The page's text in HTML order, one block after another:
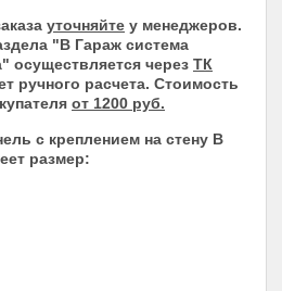
уточняйте у менеджеров.
"В Гараж система
осуществляется через ТК
ручного расчета. Стоимость
от 1200 руб.
с креплением на стену В
размер: